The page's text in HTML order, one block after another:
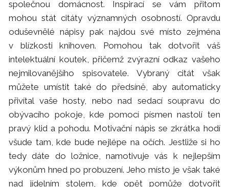
společnou domácnost. Inspirací se vám přitom
mohou stát citáty významných osobností. Opravdu
oduševnělé nápisy pak najdou své místo zejména
v blízkosti knihoven. Pomohou tak dotvořit váš
intelektuální koutek, přičemž zvýrazní odkaz vašeho
nejmilovanějšího spisovatele. Vybraný citát však
můžete umístit také do předsíně, aby automaticky
přivítal vaše hosty, nebo nad sedací soupravu do
obývacího pokoje, kde pomocí písmen nastolí ten
pravý klid a pohodu. Motivační nápis se zkrátka hodí
všude tam, kde bude nejlépe na očích. Jestliže si ho
tedy dáte do ložnice, namotivuje vás k nejlepším
výkonům hned po probuzení. Jeho místo je však také
nad jídelním stolem, kde opět pomůže dotvořit